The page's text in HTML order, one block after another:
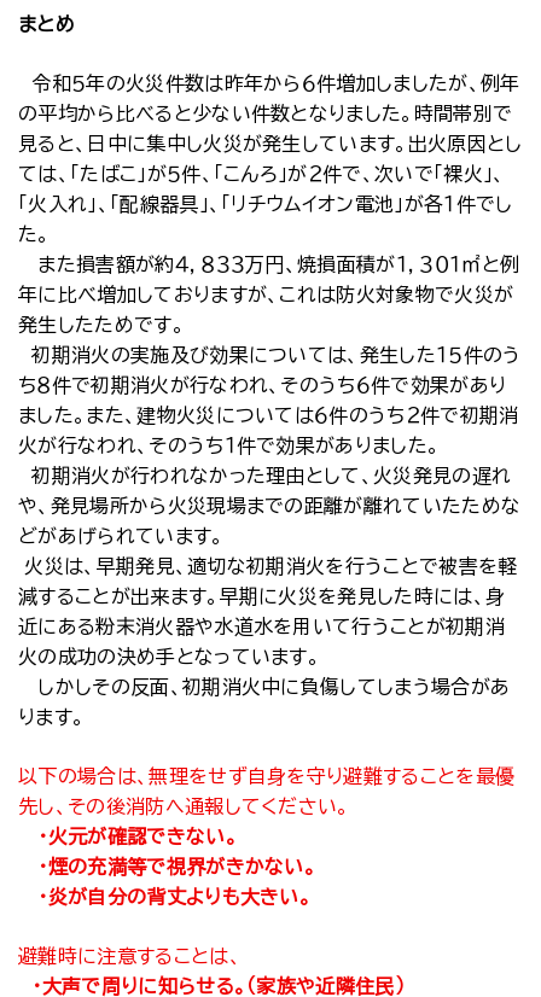
まとめ
令和５年の火災件数は昨年から６件増加しましたが、例年
の平均から比べると少ない件数となりました。時間帯別で
見ると、日中に集中し火災が発生しています。出火原因とし
ては、「たばこ」が５件、「こんろ」が２件で、次いで「裸火」、
「火入れ」、「配線器具」、「リチウムイオン電池」が各１件でし
た。
また損害額が約４，８３３万円、焼損面積が１，３０１㎡と例
年に比べ増加しておりますが、これは防火対象物で火災が
発生したためです。
初期消火の実施及び効果については、発生した１５件のう
ち８件で初期消火が行なわれ、そのうち６件で効果があり
ました。また、建物火災については６件のうち２件で初期消
火が行なわれ、そのうち１件で効果がありました。
初期消火が行われなかった理由として、火災発見の遅れ
や、発見場所から火災現場までの距離が離れていたためな
どがあげられています。
火災は、早期発見、適切な初期消火を行うことで被害を軽
減することが出来ます。早期に火災を発見した時には、身
近にある粉末消火器や水道水を用いて行うことが初期消
火の成功の決め手となっています。
しかしその反面、初期消火中に負傷してしまう場合があ
ります。
以下の場合は、無理をせず自身を守り避難することを最優
先し、その後消防へ通報してください。
・火元が確認できない。
・煙の充満等で視界がきかない。
・炎が自分の背丈よりも大きい。
避難時に注意することは、
・大声で周りに知らせる。（家族や近隣住民）